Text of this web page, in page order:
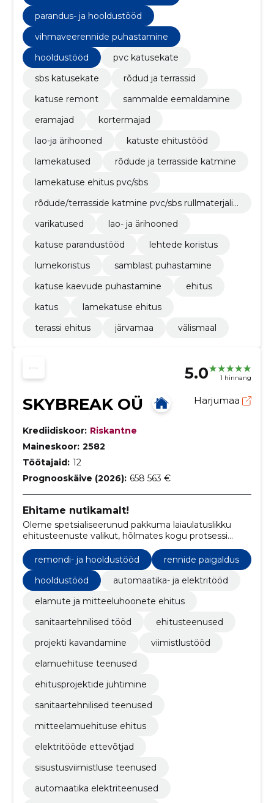
parandus- ja hooldustööd
vihmaveerennide puhastamine
hooldustööd
pvc katusekate
sbs katusekate
rõdud ja terrassid
katuse remont
sammalde eemaldamine
eramajad
kortermajad
lao-ja ärihooned
katuste ehitustööd
lamekatused
rõdude ja terrasside katmine
lamekatuse ehitus pvc/sbs
rõdude/terrasside katmine pvc/sbs rullmaterjalig
varikatused
lao- ja ärihooned
katuse parandustööd
lehtede koristus
lumekoristus
samblast puhastamine
katuse kaevude puhastamine
ehitus
katus
lamekatuse ehitus
terassi ehitus
järvamaa välismaal
5.0 1 hinnang
SKYBREAK OÜ Harjumaa
Krediidiskoor: Riskantne
Maineskoor: 2582
Töötajaid: 12
Prognooskäive (2026): 658 563 €
Ehitame nutikamalt!
Oleme spetsialiseerunud pakkuma laiaulatuslikku
ehitusteenuste valikut, hõlmates kogu protsessi
projekteerimisest kuni viimistlustöödeni.
remondi- ja hooldustööd
rennide paigaldus
hooldustööd
automaatika- ja elektritööd
elamute ja mitteeluhoonete ehitus
sanitaartehnilised tööd
ehitusteenused
projekti kavandamine
viimistlustööd
elamuehituse teenused
ehitusprojektide juhtimine
sanitaartehnilised teenused
mitteelamuehituse ehitus
elektritööde ettevõtjad
sisustusviimistluse teenused
automaatika elektriteenused